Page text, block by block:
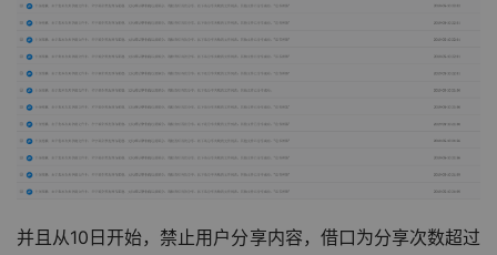
并且从10日开始，禁止用户分享内容，借口为分享次数超过